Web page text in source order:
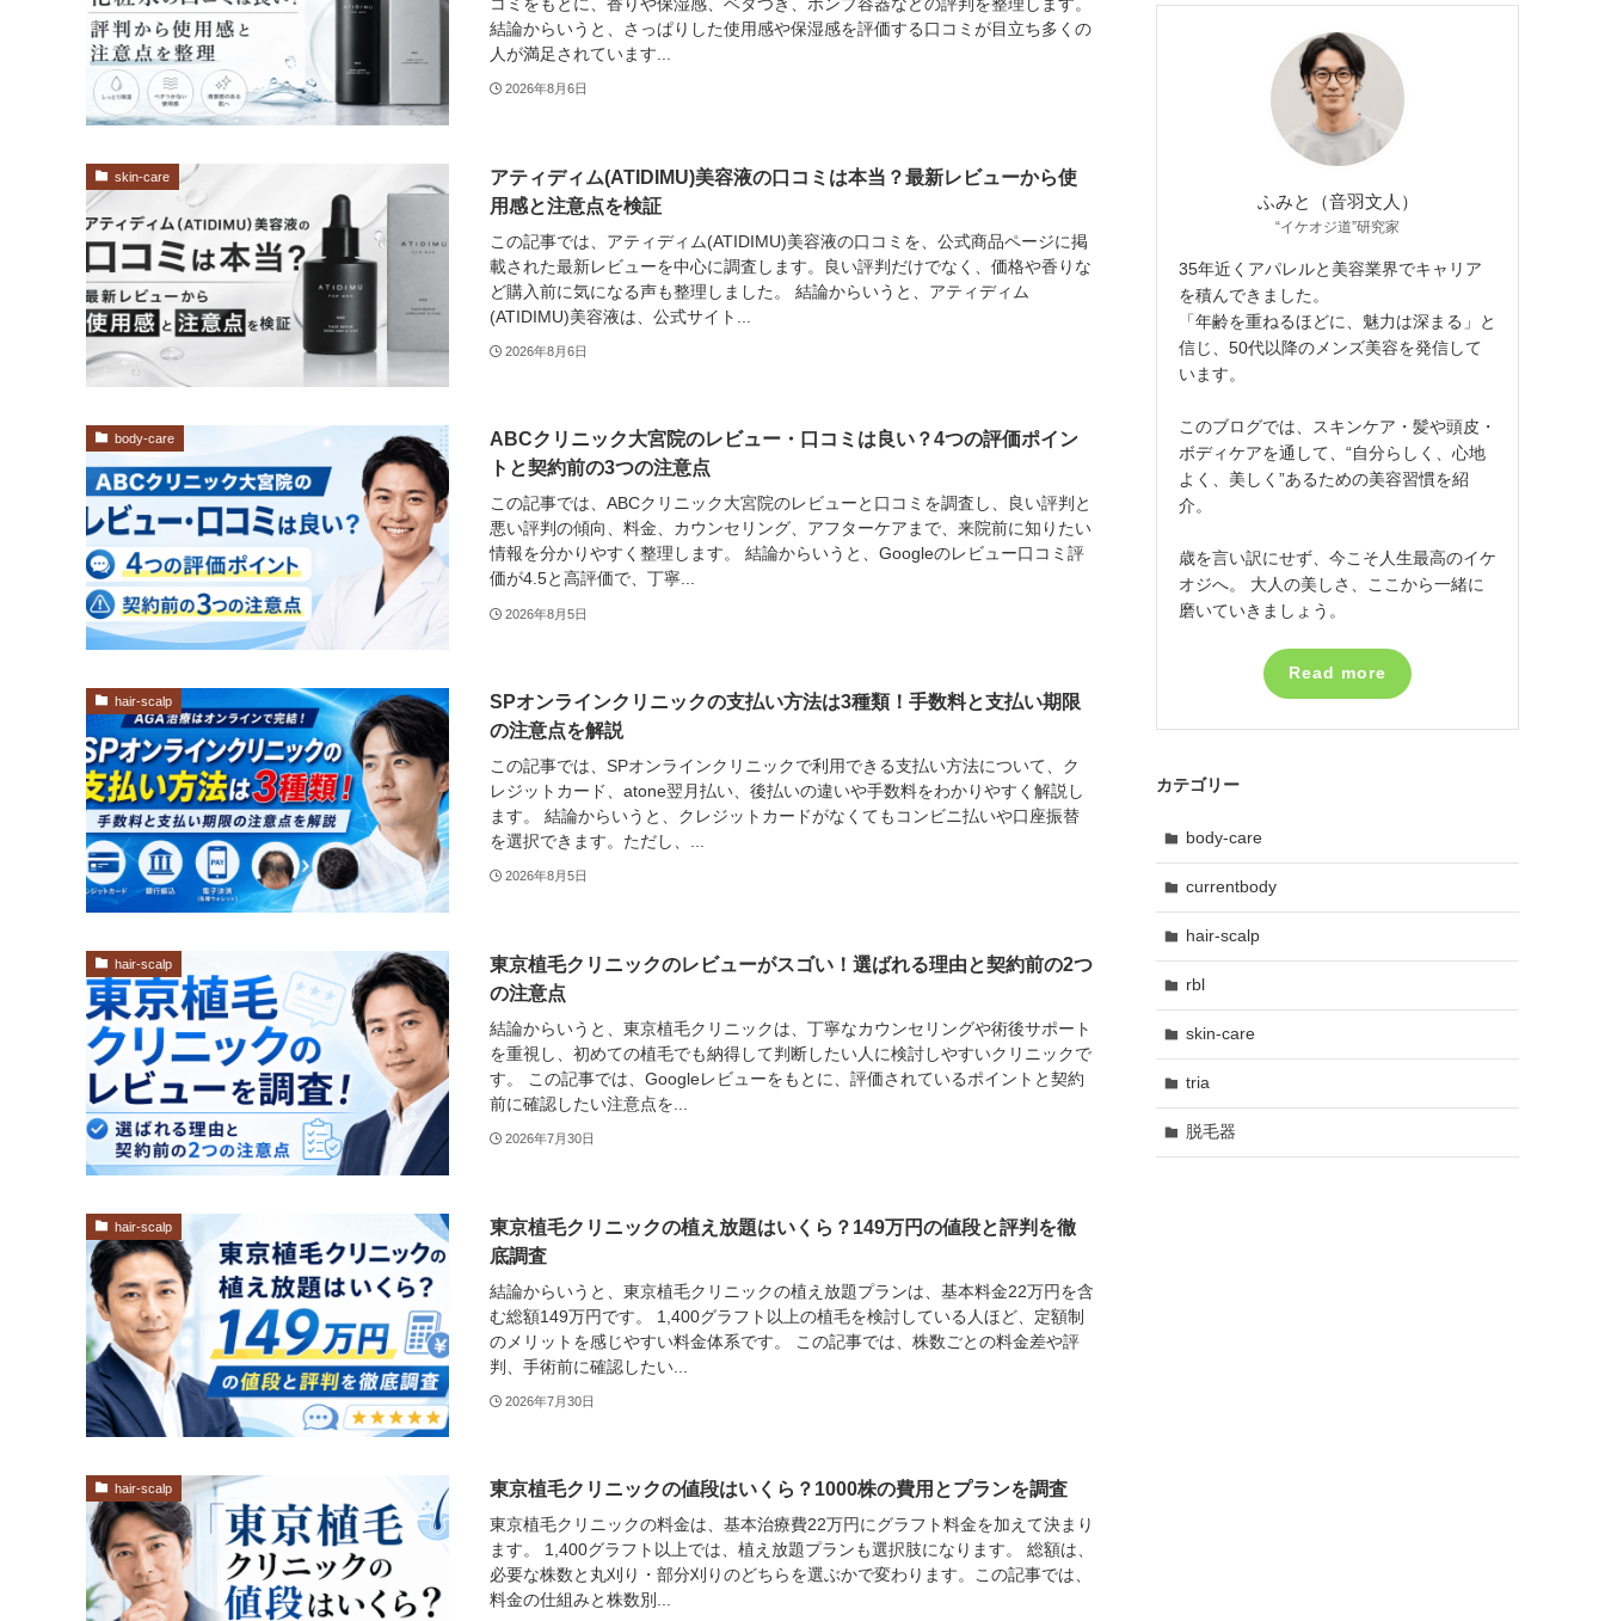
結論からいうと、さっぱりした使用感や保湿感を評価する口コミが目立ち多くの
人が満足されています...
2026年8月6日
skin-care
アティディム(ATIDIMU)美容液の口コミは本当？最新レビューから使
用感と注意点を検証
この記事では、アティディム(ATIDIMU)美容液の口コミを、公式商品ページに掲
載された最新レビューを中心に調査します。良い評判だけでなく、価格や香りな
ど購入前に気になる声も整理しました。 結論からいうと、アティディム
(ATIDIMU)美容液は、公式サイト...
2026年8月6日
body-care
ABCクリニック大宮院のレビュー・口コミは良い？4つの評価ポイン
トと契約前の3つの注意点
この記事では、ABCクリニック大宮院のレビューと口コミを調査し、良い評判と
悪い評判の傾向、料金、カウンセリング、アフターケアまで、来院前に知りたい
情報を分かりやすく整理します。 結論からいうと、Googleのレビュー口コミ評
価が4.5と高評価で、丁寧...
2026年8月5日
hair-scalp
SPオンラインクリニックの支払い方法は3種類！手数料と支払い期限
の注意点を解説
この記事では、SPオンラインクリニックで利用できる支払い方法について、ク
レジットカード、atone翌月払い、後払いの違いや手数料をわかりやすく解説し
ます。 結論からいうと、クレジットカードがなくてもコンビニ払いや口座振替
を選択できます。ただし、...
2026年8月5日
hair-scalp
東京植毛クリニックのレビューがスゴい！選ばれる理由と契約前の2つ
の注意点
結論からいうと、東京植毛クリニックは、丁寧なカウンセリングや術後サポート
を重視し、初めての植毛でも納得して判断したい人に検討しやすいクリニックで
す。 この記事では、Googleレビューをもとに、評価されているポイントと契約
前に確認したい注意点を...
2026年7月30日
hair-scalp
東京植毛クリニックの植え放題はいくら？149万円の値段と評判を徹
底調査
結論からいうと、東京植毛クリニックの植え放題プランは、基本料金22万円を含
む総額149万円です。 1,400グラフト以上の植毛を検討している人ほど、定額制
のメリットを感じやすい料金体系です。 この記事では、株数ごとの料金差や評
判、手術前に確認したい...
2026年7月30日
hair-scalp 東京植毛クリニックの値段はいくら？1000株の費用とプランを調査
東京植毛クリニックの料金は、基本治療費22万円にグラフト料金を加えて決まり
ます。 1,400グラフト以上では、植え放題プランも選択肢になります。 総額は、
必要な株数と丸刈り・部分刈りのどちらを選ぶかで変わります。この記事では、
料金の仕組みと株数別...
ふみと（音羽文人）
“イケオジ道”研究家
35年近くアパレルと美容業界でキャリア
を積んできました。
「年齢を重ねるほどに、魅力は深まる」と
信じ、50代以降のメンズ美容を発信して
います。
このブログでは、スキンケア・髪や頭皮・
ボディケアを通して、“自分らしく、心地
よく、美しく”あるための美容習慣を紹
介。
歳を言い訳にせず、今こそ人生最高のイケ
オジへ。 大人の美しさ、ここから一緒に
磨いていきましょう。
Read more
カテゴリー
body-care
currentbody
hair-scalp
rbl
skin-care
tria
脱毛器